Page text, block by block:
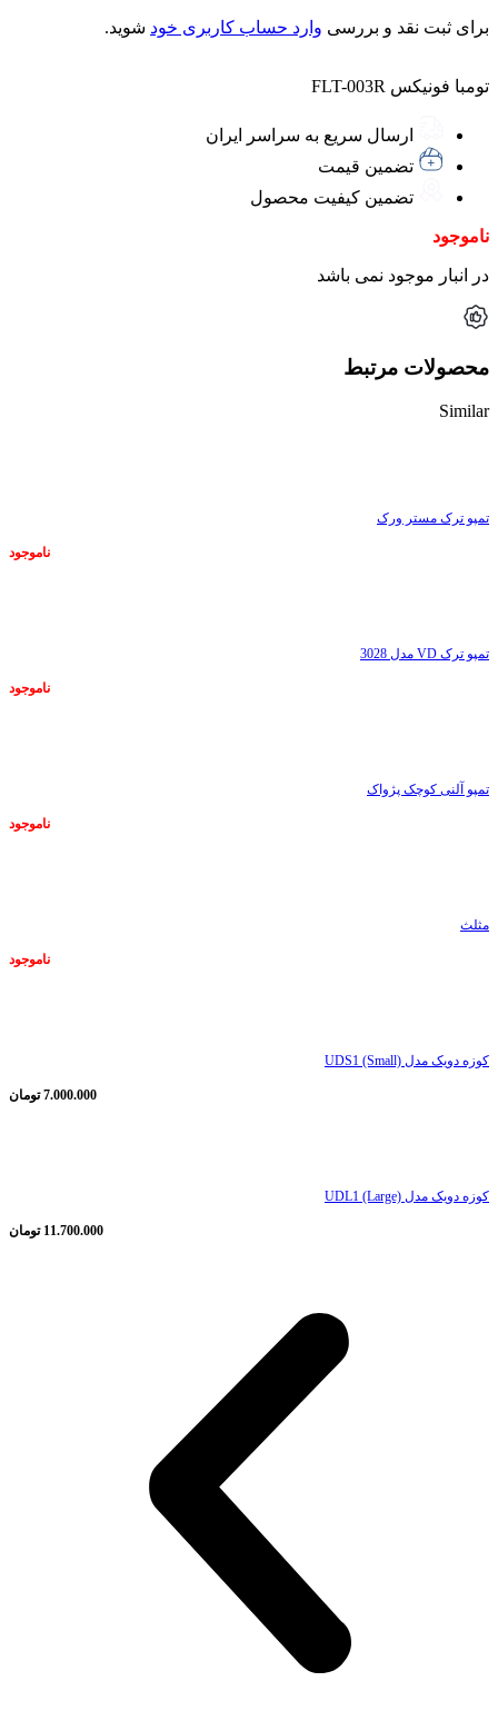
برای ثبت نقد و بررسی وارد حساب کاربری خود شوید.
تومبا فونیکس FLT-003R
ارسال سریع به سراسر ایران
تضمین قیمت
تضمین کیفیت محصول
ناموجود
در انبار موجود نمی باشد
محصولات مرتبط
Similar
تمپو ترک مستر ورک
ناموجود
تمپو ترک VD مدل 3028
ناموجود
تمپو آلنی کوچک پژواک
ناموجود
مثلث
ناموجود
کوزه دویک مدل UDS1 (Small)
7.000.000 تومان
کوزه دویک مدل UDL1 (Large)
11.700.000 تومان